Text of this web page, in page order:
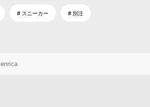
# スニーカー # 別注
enrica